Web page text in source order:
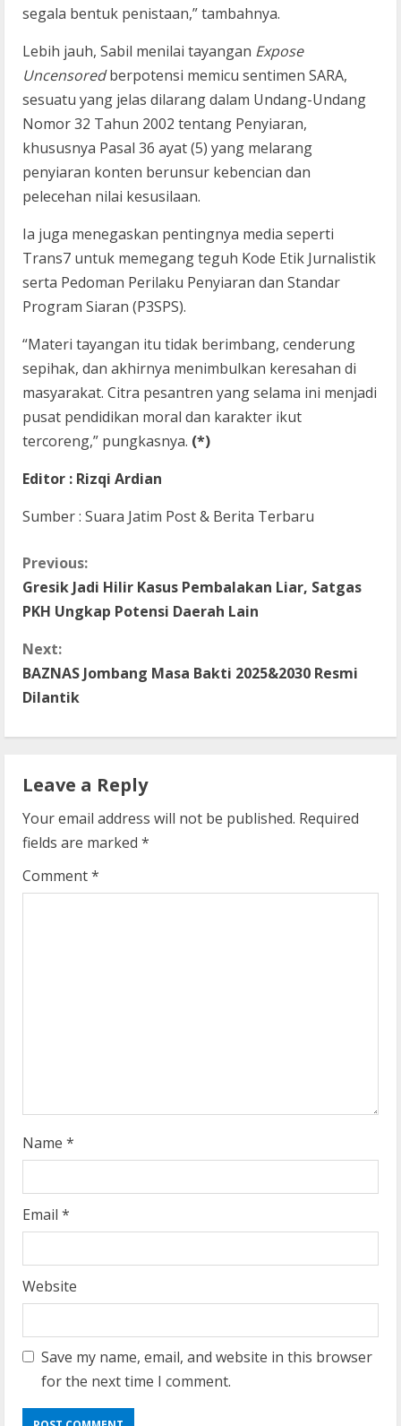
segala bentuk penistaan,” tambahnya.
Lebih jauh, Sabil menilai tayangan Expose
Uncensoredberpotensi memicu sentimen SARA,
sesuatu yang jelas dilarang dalam Undang-Undang
Nomor 32 Tahun 2002 tentang Penyiaran,
khususnya Pasal 36 ayat (5) yang melarang
penyiaran konten berunsur kebencian dan
pelecehan nilai kesusilaan.
Ia juga menegaskan pentingnya media seperti
Trans7 untuk memegang teguh Kode Etik Jurnalistik
serta Pedoman Perilaku Penyiaran dan Standar
Program Siaran (P3SPS).
“Materi tayangan itu tidak berimbang, cenderung
sepihak, dan akhirnya menimbulkan keresahan di
masyarakat. Citra pesantren yang selama ini menjadi
pusat pendidikan moral dan karakter ikut
tercoreng,” pungkasnya. (*)
Editor : Rizqi Ardian
Sumber : Suara Jatim Post & Berita Terbaru
C
o
n
t
u
e
R
Previous:
Gresik Jadi Hilir Kasus Pembalakan Liar, Satgas
PKH Ungkap Potensi Daerah Lain
Next:
BAZNAS Jombang Masa Bakti 2025&2030 Resmi
Dilantik
Leave a Reply
Your email address will not be published. Required
fields are marked *
Comment*
Name *
Email *
Website
Save my name, email, and website in this browser
for the next time I comment.